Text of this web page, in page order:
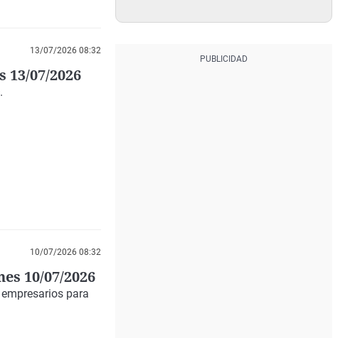
13/07/2026 08:32
07/2026
10/07/2026 08:32
10/07/2026
para